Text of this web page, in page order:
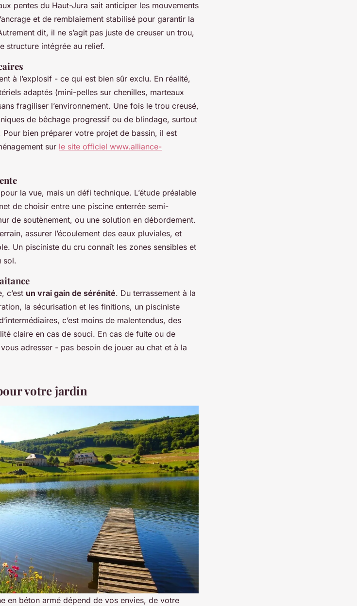
pentes du Haut-Jura sait anticiper les mouvements
et de remblaiement stabilisé pour garantir la
dit, il ne s’agit pas juste de creuser un trou,
structure intégrée au relief.
à l’explosif - ce qui est bien sûr exclu. En réalité,
adaptés (mini-pelles sur chenilles, marteaux
fragiliser l’environnement. Une fois le trou creusé,
de bêchage progressif ou de blindage, surtout
bien préparer votre projet de bassin, il est
sur le site officiel www.alliance-
la vue, mais un défi technique. L’étude préalable
de choisir entre une piscine enterrée semi-
de soutènement, ou une solution en débordement.
assurer l’écoulement des eaux pluviales, et
Un pisciniste du cru connaît les zones sensibles et
sol.
c’est un vrai gain de sérénité. Du terrassement à la
la sécurisation et les finitions, un pisciniste
c’est moins de malentendus, des
claire en cas de souci. En cas de fuite ou de
adresser - pas besoin de jouer au chat et à la
votre jardin
en béton armé dépend de vos envies, de votre